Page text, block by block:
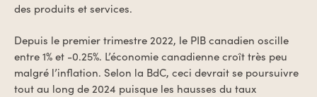
des produits et services.
Depuis le premier trimestre 2022, le PIB canadien oscille
entre 1% et -0.25%. L’économie canadienne croît très peu
malgré l’inflation. Selon la BdC, ceci devrait se poursuivre
tout au long de 2024 puisque les hausses du taux